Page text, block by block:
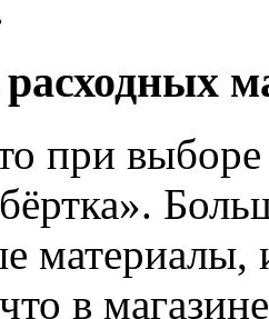
при
материалы,
в